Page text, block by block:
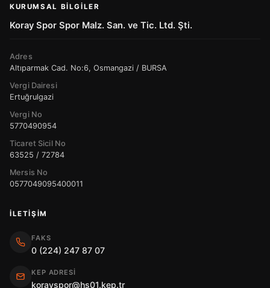
KURUMSAL BILGILER
Koray Spor Spor Malz. San. ve Tic. Ltd. Şti.
Adres
Altıparmak Cad. No:6, Osmangazi / BURSA
Vergi Dairesi
Ertuğrulgazi
Vergi No
5770490954
Ticaret Sicil No
63525 / 72784
Mersis No
0577049095400011
İLETIŞIM
FAKS
0 (224) 247 87 07
KEP ADRESI
korayspor@hs01.kep.tr